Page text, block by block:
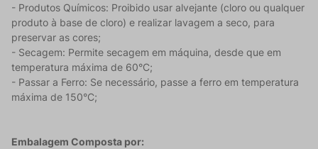
- Produtos Químicos: Proibido usar alvejante (cloro ou qualquer
produto à base de cloro) e realizar lavagem a seco, para
preservar as cores;
- Secagem: Permite secagem em máquina, desde que em
temperatura máxima de 60°C;
- Passar a Ferro: Se necessário, passe a ferro em temperatura
máxima de 150°C;
Embalagem Composta por: